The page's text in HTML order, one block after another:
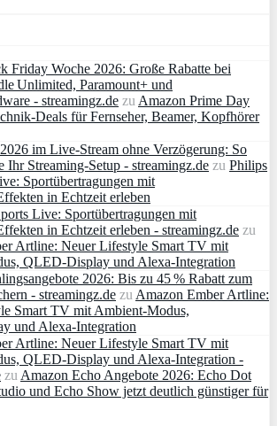
Friday Woche 2026: Große Rabatte bei
Unlimited, Paramount+ und
- streamingz.de zuAmazon Prime Day
Deals für Fernseher, Beamer, Kopfhörer
im Live-Stream ohne Verzögerung: So
Ihr Streaming-Setup - streamingz.de zu Philips
Sportübertragungen mit
in Echtzeit erleben
Live: Sportübertragungen mit
in Echtzeit erleben - streamingz.de zu
Artline: Neuer Lifestyle Smart TV mit
QLED‑Display und Alexa‑Integration
2026: Bis zu 45 % Rabatt zum
- streamingz.de zuAmazon Ember Artline:
Smart TV mit Ambient‑Modus,
und Alexa‑Integration
Artline: Neuer Lifestyle Smart TV mit
QLED‑Display und Alexa‑Integration -
zuAmazon Echo Angebote 2026: Echo Dot
und Echo Show jetzt deutlich günstiger für